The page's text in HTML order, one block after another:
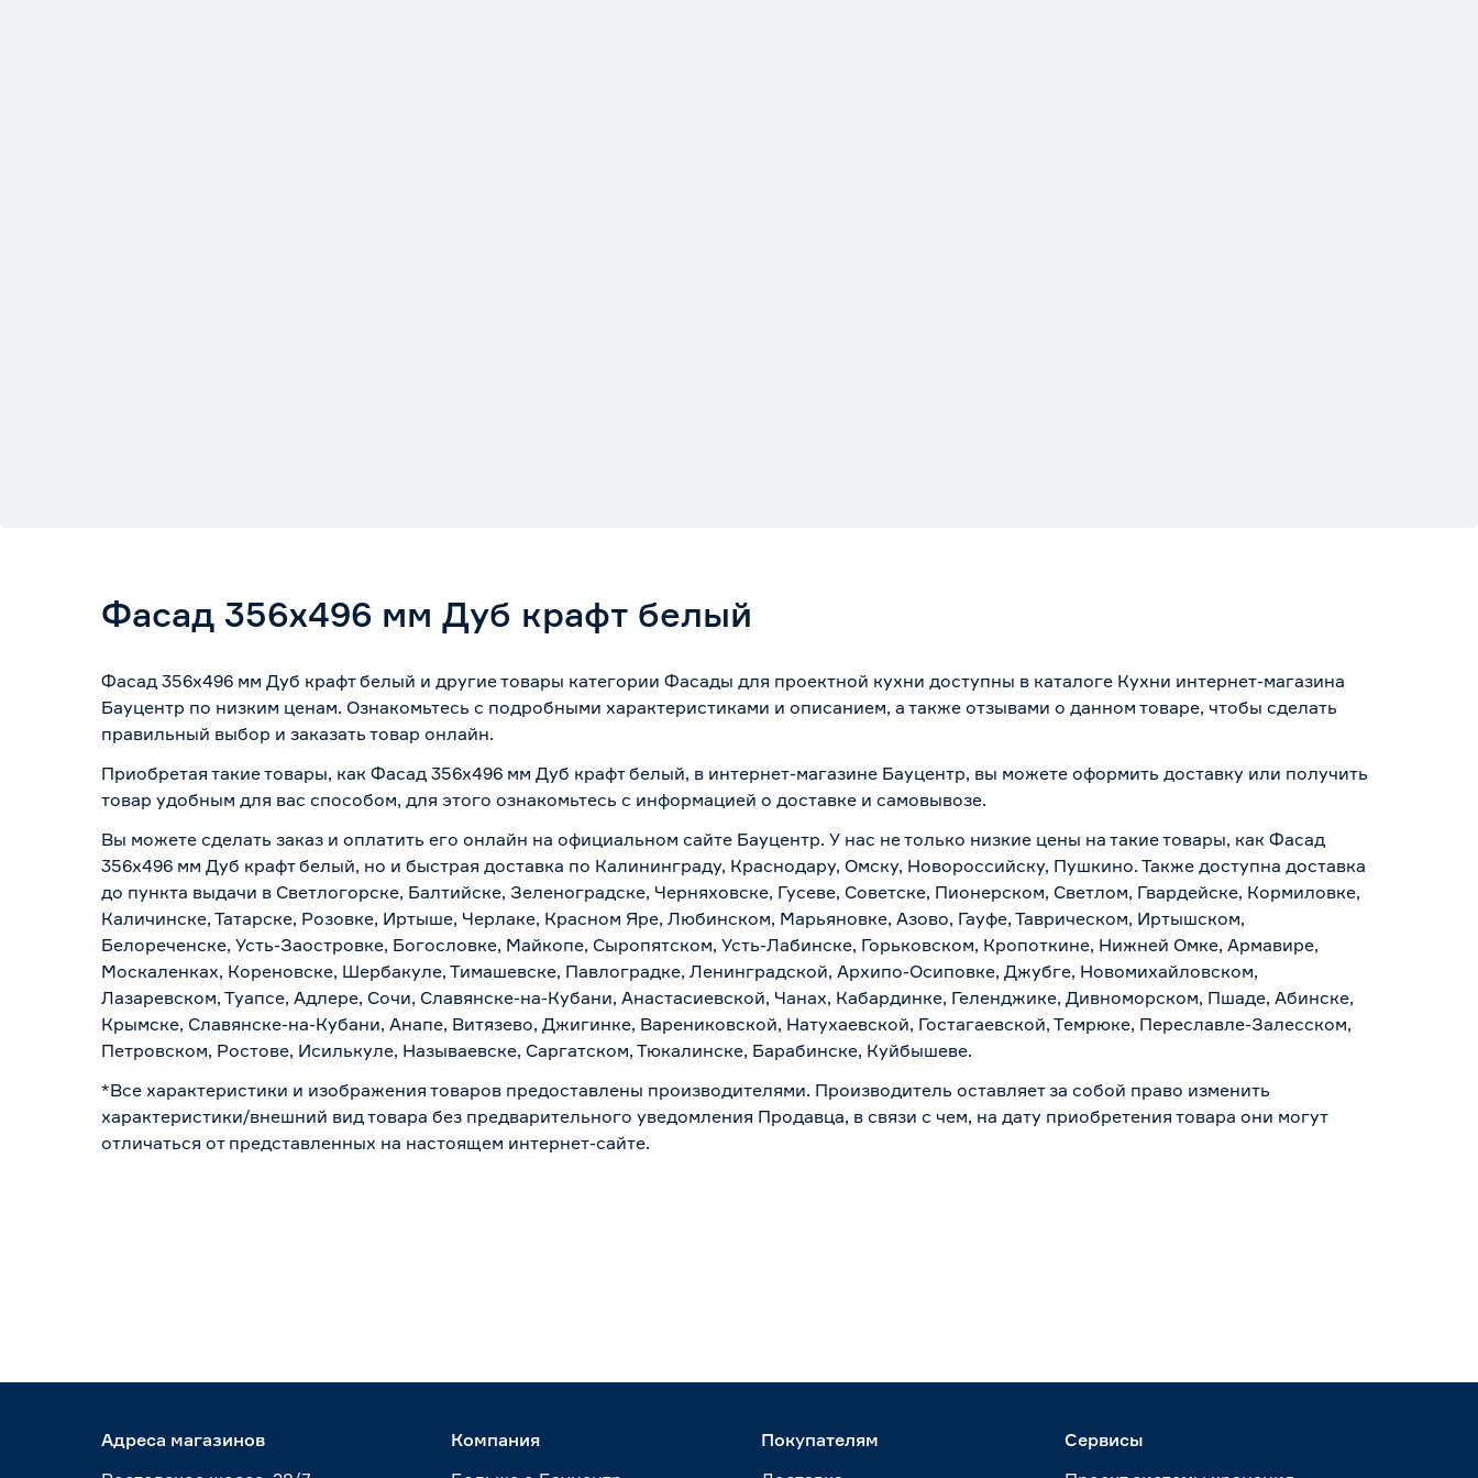
Фасад 356х496 мм Дуб крафт белый
Фасад 356х496 мм Дуб крафт белый и другие товары категории Фасады для проектной кухни доступны в каталоге Кухни интернет-магазина
Бауцентр по низким ценам. Ознакомьтесь с подробными характеристиками и описанием, а также отзывами о данном товаре, чтобы сделать
правильный выбор и заказать товар онлайн.
Приобретая такие товары, как Фасад 356х496 мм Дуб крафт белый, в интернет-магазине Бауцентр, вы можете оформить доставку или получить
товар удобным для вас способом, для этого ознакомьтесь с информацией о доставке и самовывозе.
Вы можете сделать заказ и оплатить его онлайн на официальном сайте Бауцентр. У нас не только низкие цены на такие товары, как Фасад
356х496 мм Дуб крафт белый, но и быстрая доставка по Калининграду, Краснодару, Омску, Новороссийску, Пушкино. Также доступна доставка
до пункта выдачи в Светлогорске, Балтийске, Зеленоградске, Черняховске, Гусеве, Советске, Пионерском, Светлом, Гвардейске, Кормиловке,
Каличинске, Татарске, Розовке, Иртыше, Черлаке, Красном Яре, Любинском, Марьяновке, Азово, Гауфе, Таврическом, Иртышском,
Белореченске, Усть-Заостровке, Богословке, Майкопе, Сыропятском, Усть-Лабинске, Горьковском, Кропоткине, Нижней Омке, Армавире,
Москаленках, Кореновске, Шербакуле, Тимашевске, Павлоградке, Ленинградской, Архипо-Осиповке, Джубге, Новомихайловском,
Лазаревском, Туапсе, Адлере, Сочи, Славянске-на-Кубани, Анастасиевской, Чанах, Кабардинке, Геленджике, Дивноморском, Пшаде, Абинске,
Крымске, Славянске-на-Кубани, Анапе, Витязево, Джигинке, Варениковской, Натухаевской, Гостагаевской, Темрюке, Переславле-Залесском,
Петровском, Ростове, Исилькуле, Называевске, Саргатском, Тюкалинске, Барабинске, Куйбышеве.
*Все характеристики и изображения товаров предоставлены производителями. Производитель оставляет за собой право изменить
характеристики/внешний вид товара без предварительного уведомления Продавца, в связи с чем, на дату приобретения товара они могут
отличаться от представленных на настоящем интернет-сайте.
Адреса магазинов
Компания
Покупателям
Сервисы